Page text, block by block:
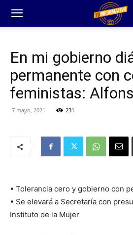
En mi gobierno
permanente con
feministas:
7 mayo, 2021 231
• Tolerancia cero y gobierno con
• Se elevará a Secretaría con
Instituto de la Mujer